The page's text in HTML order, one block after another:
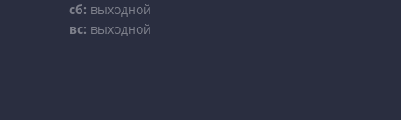
сб: выходной
вс: выходной